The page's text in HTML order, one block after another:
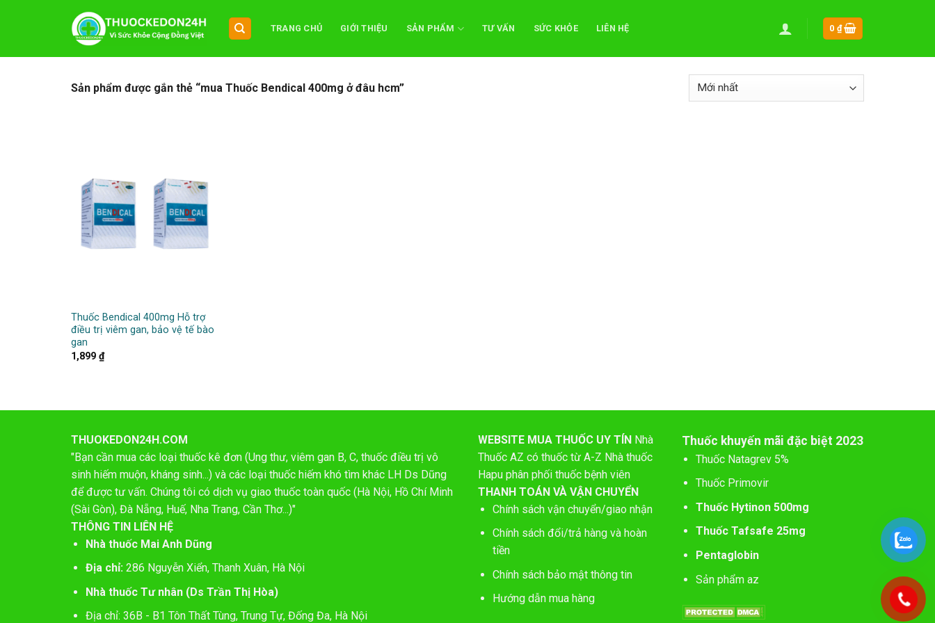
dung
TRANG CHỦ GIỚI THIỆU SẢN PHẨM TƯ VẤN SỨC KHỎE LIÊN HỆ 0 ₫
Sản phẩm được gắn thẻ “mua Thuốc Bendical 400mg ở đâu hcm”
Thuốc Bendical 400mg Hỗ trợ
điều trị viêm gan, bảo vệ tế bào
gan
1,899 ₫
THUOKEDON24H.COM
"Bạn cần mua các loại thuốc kê đơn (Ung thư, viêm gan B, C, thuốc điều trị vô
sinh hiếm muộn, kháng sinh...) và các loại thuốc hiếm khó tìm khác LH Ds Dũng
để được tư vấn. Chúng tôi có dịch vụ giao thuốc toàn quốc (Hà Nội, Hồ Chí Minh
(Sài Gòn), Đà Nẵng, Huế, Nha Trang, Cần Thơ...)"
THÔNG TIN LIÊN HỆ
Nhà thuốc Mai Anh Dũng
Địa chỉ:286 Nguyễn Xiển, Thanh Xuân, Hà Nội
Nhà thuốc Tư nhân (Ds Trần Thị Hòa)
Địa chỉ: 36B - B1 Tôn Thất Tùng, Trung Tự, Đống Đa, Hà Nội
WEBSITE MUA THUỐC UY TÍN Nhà
Thuốc AZ có thuốc từ A-Z Nhà thuốc
Hapu phân phối thuốc bệnh viên
THANH TOÁN VÀ VẬN CHUYỂN
Chính sách vận chuyển/giao nhận
Chính sách đổi/trả hàng và hoàn
tiền
Chính sách bảo mật thông tin
Hướng dẫn mua hàng
Thuốc khuyến mãi đặc biệt 2023
Thuốc Natagrev 5%
Thuốc Primovir
Thuốc Hytinon 500mg
Thuốc Tafsafe 25mg
Pentaglobin
Sản phẩm az